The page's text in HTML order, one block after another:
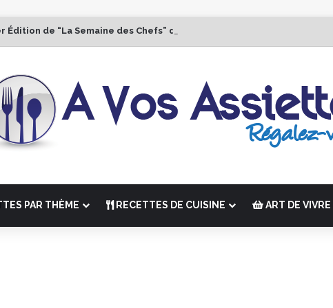
Édition de “La Semaine des Chefs” du 19 au 24 octobre 2026
PAR THÈME RECETTES DE CUISINE ART DE VIVRE